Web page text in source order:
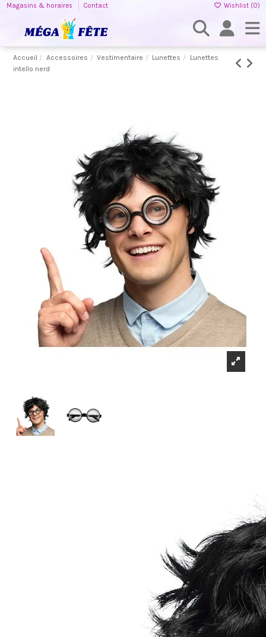
Magasins & horaires Contact Wishlist (0)
Accueil Accessoires Vestimentaire Lunettes
Lunettes
intello nerd